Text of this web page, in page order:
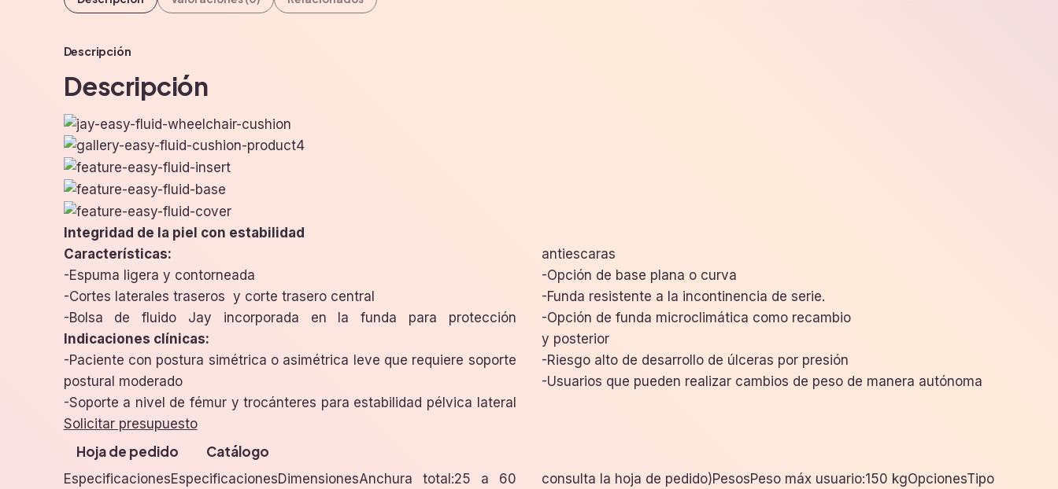
Descripción
Descripción
Integridad de la piel con estabilidad
Características:
-Espuma ligera y contorneada
-Cortes laterales traseros y corte trasero central
-Bolsa de fluido Jay incorporada en la funda para protección
antiescaras
-Opción de base plana o curva
-Funda resistente a la incontinencia de serie.
-Opción de funda microclimática como recambio
Indicaciones clínicas:
-Paciente con postura simétrica o asimétrica leve que requiere soporte
postural moderado
-Soporte a nivel de fémur y trocánteres para estabilidad pélvica lateral
y posterior
-Riesgo alto de desarrollo de úlceras por presión
-Usuarios que pueden realizar cambios de peso de manera autónoma
Solicitar presupuesto
Hoja de pedido Catálogo
EspecificacionesEspecificacionesDimensionesAnchura total:25 a 60
consulta la hoja de pedido)PesosPeso máx usuario:150 kgOpcionesTipo